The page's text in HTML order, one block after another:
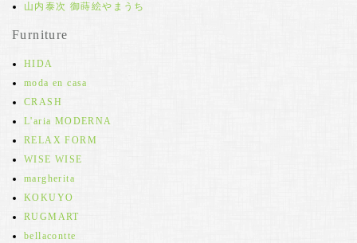
山内泰次 御蒔絵やまうち
Furniture
HIDA
moda en casa
CRASH
L'aria MODERNA
RELAX FORM
WISE WISE
margherita
KOKUYO
RUGMART
bellacontte